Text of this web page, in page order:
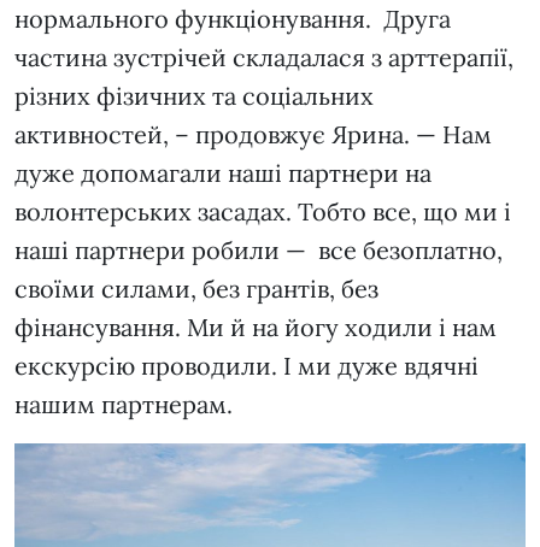
нормального функціонування. Друга
частина зустрічей складалася з арттерапії,
різних фізичних та соціальних
активностей, – продовжує Ярина. — Нам
дуже допомагали наші партнери на
волонтерських засадах. Тобто все, що ми і
наші партнери робили — все безоплатно,
своїми силами, без грантів, без
фінансування. Ми й на йогу ходили і нам
екскурсію проводили. І ми дуже вдячні
нашим партнерам.